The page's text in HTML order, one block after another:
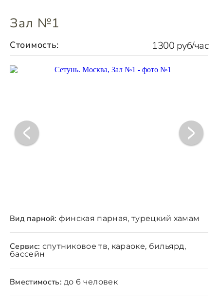
Зал №1
Стоимость: 1300 руб/час
Вид парной: финская парная, турецкий хамам
Сервис: спутниковое тв, караоке, бильярд,
бассейн
Вместимость: до 6 человек